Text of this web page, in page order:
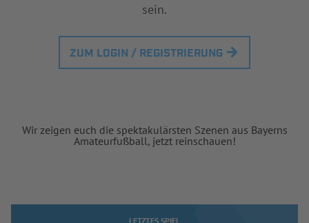
sein.
ZUM LOGIN / REGISTRIERUNG
Wir zeigen euch die spektakulärsten Szenen aus Bayerns
Amateurfußball, jetzt reinschauen!
LETZTES SPIEL